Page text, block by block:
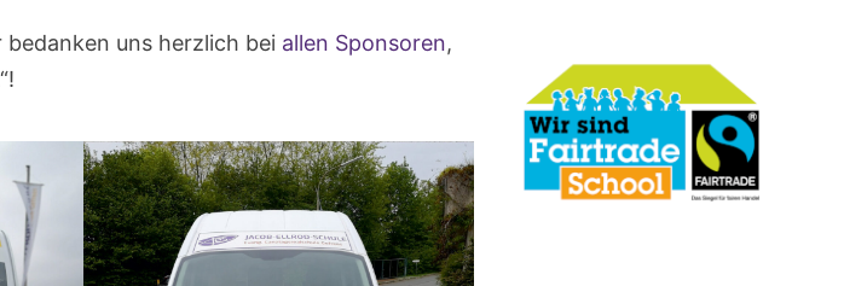
uns herzlich bei allen Sponsoren,
“!